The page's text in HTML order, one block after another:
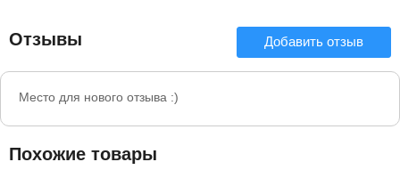
Отзывы Добавить отзыв
Место для нового отзыва :)
Похожие товары